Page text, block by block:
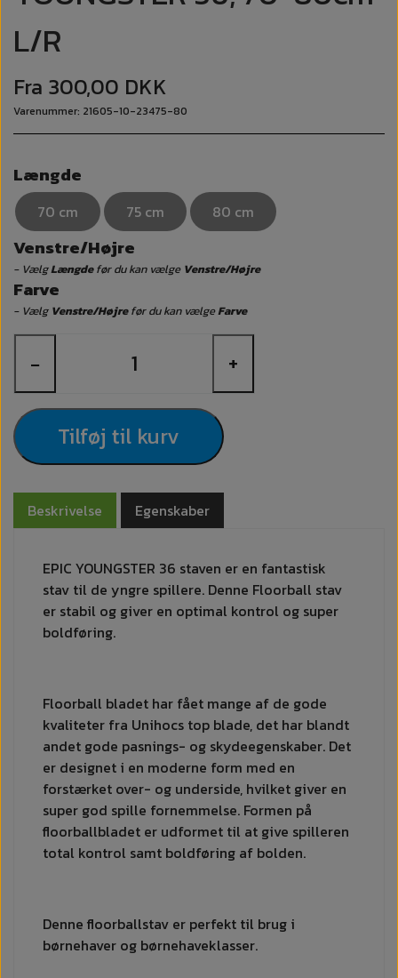
L/R
Fra 300,00 DKK
Varenummer: 21605-10-23475-80
Længde
70 cm 75 cm 80 cm
Venstre/Højre
- VælgLængdefør du kan vælge Venstre/Højre
Farve
- Vælg Venstre/Højrefør du kan vælgeFarve
− +
Tilføj til kurv
Beskrivelse Egenskaber
EPIC YOUNGSTER 36 staven er en fantastisk
stav til de yngre spillere. Denne Floorball stav
er stabil og giver en optimal kontrol og super
boldføring.
Floorball bladet har fået mange af de gode
kvaliteter fra Unihocs top blade, det har blandt
andet gode pasnings- og skydeegenskaber. Det
er designet i en moderne form med en
forstærket over- og underside, hvilket giver en
super god spille fornemmelse. Formen på
floorballbladet er udformet til at give spilleren
total kontrol samt boldføring af bolden.
Denne floorballstav er perfekt til brug i
børnehaver og børnehaveklasser.